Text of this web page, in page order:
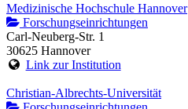
Medizinische Hochschule Hannover
Forschungseinrichtungen
Carl-Neuberg-Str. 1
30625 Hannover
Link zur Institution
Christian-Albrechts-Universität